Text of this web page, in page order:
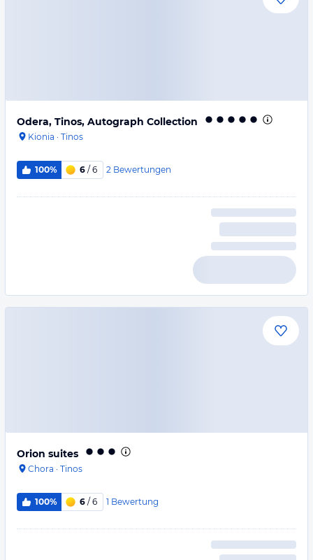
Odera, Tinos, Autograph Collection
Kionia · Tinos
100% 6 / 6 2 Bewertungen
Orion suites
Chora · Tinos
100% 6 / 6 1 Bewertung